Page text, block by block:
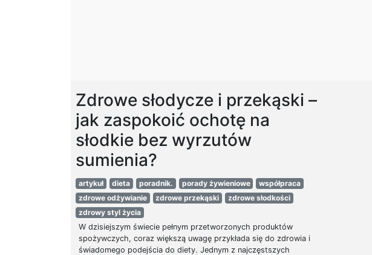
Zdrowe słodycze i przekąski –
jak zaspokoić ochotę na
słodkie bez wyrzutów
sumienia?
artykuł dieta poradnik. porady żywieniowe
współpraca
zdrowe odżywianie
zdrowe przekąski
zdrowe słodkości
zdrowy styl życia
W dzisiejszym świecie pełnym przetworzonych produktów
spożywczych, coraz większą uwagę przykłada się do zdrowia i
świadomego podejścia do diety. Jednym z najczęstszych